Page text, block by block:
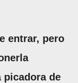
entrar, pero
picadora de